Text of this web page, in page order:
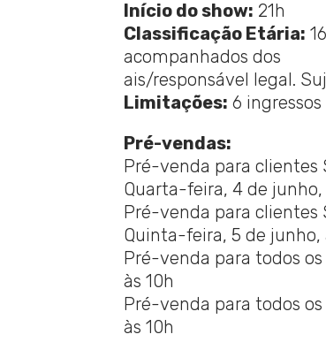
Início do show: 21h
Classificação Etária:
acompanhados dos
ais/responsável legal.
Limitações: 6
Pré-vendas:
Pré-venda para clientes
Quarta-feira, 4 de junho,
Pré-venda para
Quinta-feira, 5 de junho,
Pré-venda para todos
às 10h
Pré-venda para todos
às 10h